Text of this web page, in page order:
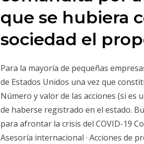
que se hubiera
sociedad el
Para la mayoría de pequeñas
de Estados Unidos una vez que
Número y valor de las acciones (si es
de haberse registrado en el estado.
para afrontar la crisis del COVID-19
Asesoría internacional · Acciones de